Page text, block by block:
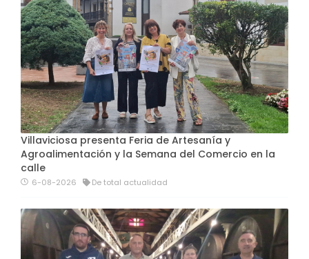
Villaviciosa presenta Feria de Artesanía y
Agroalimentación y la Semana del Comercio en la
calle
6-08-2026 De total actualidad